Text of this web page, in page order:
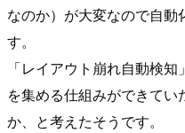
なのか）が大変なので自
す。
「レイアウト崩れ自動検
を集める仕組みができて
か、と考えたそうです。